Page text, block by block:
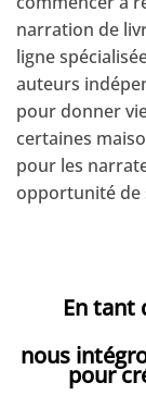
narration de
ligne
auteurs
pour donner
certaines
pour les
opportunité de
En tant
nous
pour